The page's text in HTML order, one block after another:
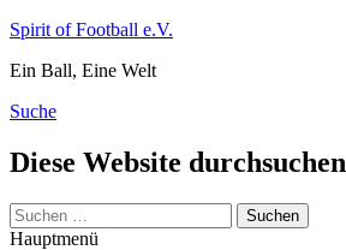
Zum
springen
Spirit of Football e.V.
Ein Ball, Eine Welt
Suche
Diese Website durchsuchen
Suchen
nach:
Hauptmenü